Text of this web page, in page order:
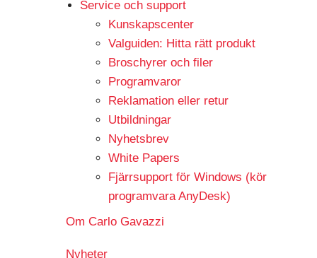
Service och support
Kunskapscenter
Valguiden: Hitta rätt produkt
Broschyrer och filer
Programvaror
Reklamation eller retur
Utbildningar
Nyhetsbrev
White Papers
Fjärrsupport för Windows (kör
programvara AnyDesk)
Om Carlo Gavazzi
Nyheter